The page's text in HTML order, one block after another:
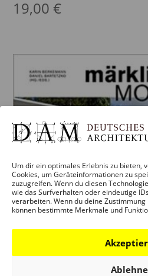
Um dir ein optimales Erlebnis zu bieten,
Cookies, um Geräteinformationen zu
zuzugreifen. Wenn du diesen
wie das Surfverhalten oder eindeutige
verarbeiten. Wenn du deine
können bestimmte Merkmale und
19,00€
MÄRKLINMODERNE:
BAUSATZ UND